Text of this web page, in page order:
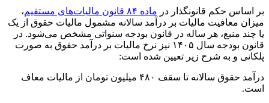
بر اساس حکم قانونگذار در ماده ۸۴ قانون مالیات‌های مستقیم
،
میزان معافیت مالیات بر درآمد سالانه مشمول مالیات حقوق از یک
یا چند منبع، هر ساله در قانون بودجه سنواتی مشخص می‌شود. در
قانون بودجه سال ۱۴۰۵ نیز نرخ مالیات بر درآمد حقوق به صورت
پلکانی و به شرح زیر تعیین شده است:
درآمد حقوق سالانه تا سقف ۴۸۰ میلیون تومان از مالیات معاف
است.